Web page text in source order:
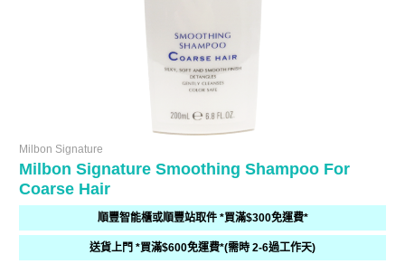
Milbon Signature
Milbon Signature Smoothing Shampoo For
Coarse Hair
順豐智能櫃或順豐站取件 *買滿$300免運費*
送貨上門 *買滿$600免運費*(需時 2-6過工作天)